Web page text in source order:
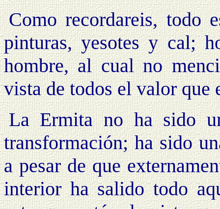
Como recordareis, todo
pinturas, yesotes y cal;
hombre, al cual no
vista de todos el valor
La Ermita no ha sido
transformación; ha sido
a pesar de que
interior ha salido todo